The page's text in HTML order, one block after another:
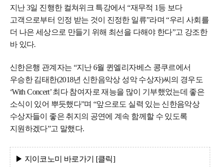
지난 3일 진행한 컬쳐위크 특강에서 “재무적 1등 보다
고객으로부터 인정 받는 것이 진정한 일류”라며 “우리 사회를
더 나은 세상으로 만들기 위해 최선을 다해야 한다”고 강조한
바 있다.
신한은행 관계자는 “지난 6월 퀸엘리자베스 콩쿠르에서
우승한 김태한(2018년 신한음악상 성악 수상자)씨의 경우도
‘With Concert’ 최다 참여자로 재능을 많이 기부했었는데 좋은
소식이 있어 뿌듯했다”며 “앞으로도 실력 있는 신한음악상
수상자들이 좋은 취지의 공연에 계속 함께할 수 있도록
지원하겠다”고 말했다.
▶ 지이코노미 바로가기 [클릭]